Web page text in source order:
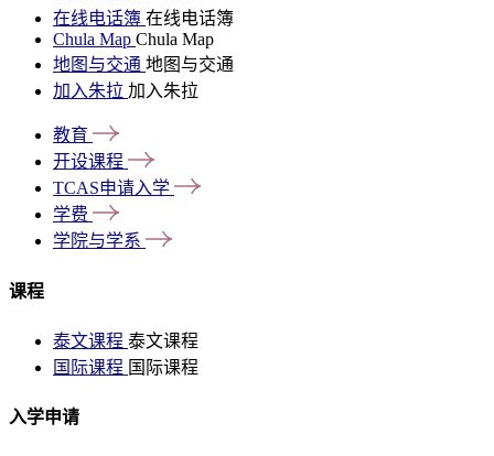
在线电话簿 在线电话簿
Chula Map Chula Map
地图与交通 地图与交通
加入朱拉 加入朱拉
教育
开设课程
TCAS申请入学
学费
学院与学系
课程
泰文课程 泰文课程
国际课程 国际课程
入学申请